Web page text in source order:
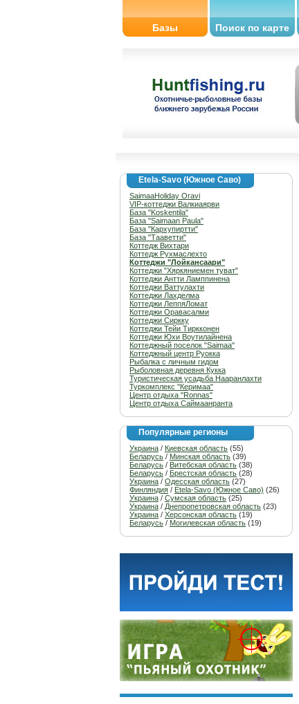
Базы Поиск по карте
Etela-Savo (Южное Саво)
SaimaaHoliday Oravi
VIP-коттеджи Валкиаярви
База "Koskentila"
База "Saimaan Paula"
База "Кархупиртти"
База "Тааветти"
Коттедж Вихтари
Коттедж Рухмаслехто
Коттеджи "Лойкансаари"
Коттеджи "Хяркяниемен туват"
Коттеджи Антти Ламппинена
Коттеджи Ваттулахти
Коттеджи Лахделма
Коттеджи ЛеппяЛомат
Коттеджи Оравасалми
Коттеджи Сиркку
Коттеджи Тейи Тиркконен
Коттеджи Юхи Воутилайнена
Коттеджный поселок "Saimaa"
Коттеджный центр Руокка
Рыбалка с личным гидом
Рыболовная деревня Кукка
Туристическая усадьба Нааранлахти
Туркомплекс "Керимаа"
Центр отдыха "Ronnas"
Центр отдыха Саймаанранта
Популярные регионы
Украина / Киевская область (55)
Беларусь / Минская область (39)
Беларусь / Витебская область (38)
Беларусь / Брестская область (28)
Украина / Одесская область (27)
Финляндия / Etela-Savo (Южное Саво) (26)
Украина / Сумская область (25)
Украина / Днепропетровская область (23)
Украина / Херсонская область (19)
Беларусь / Могилевская область (19)